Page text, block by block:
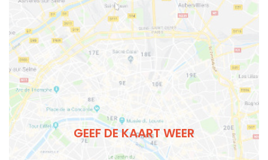
GEEF DE KAART WEER